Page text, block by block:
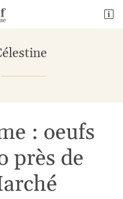

: oeufs
près de